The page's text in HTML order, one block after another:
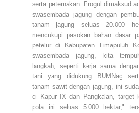
serta peternakan. Progul dimaksud
swasembada jagung dengan
tanam jagung seluas 20.000
mencukupi pasokan bahan dasar
petelur di Kabupaten Limapuluh
swasembada jagung, kita
langkah, seperti kerja sama
tani yang didukung BUMNag
tanam sawit dengan jagung, ini
di Kapur IX dan Pangkalan, target
pola ini seluas 5.000 hektar,"